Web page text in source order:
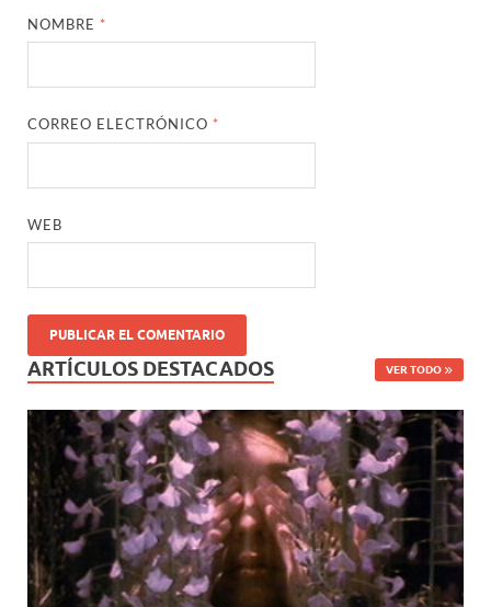
NOMBRE *
CORREO ELECTRÓNICO *
WEB
ARTÍCULOS DESTACADOS VER TODO